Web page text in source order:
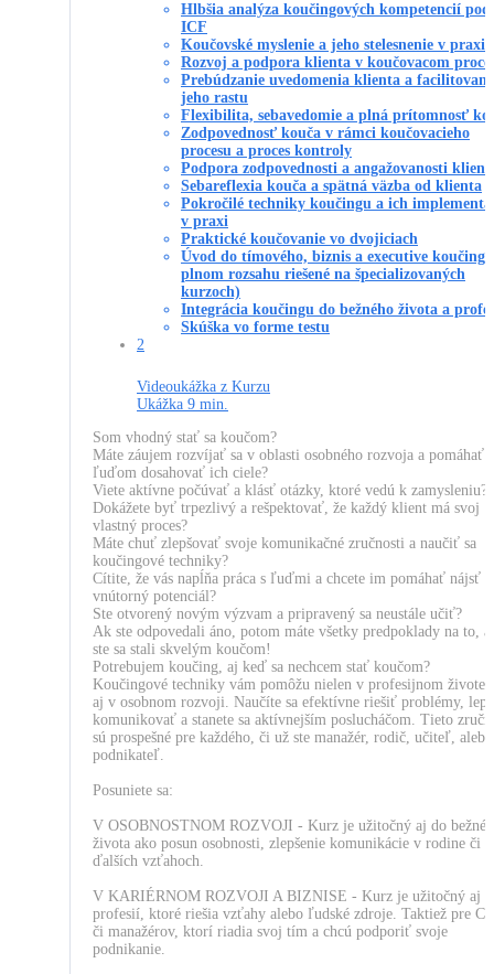
Hlbšia analýza koučingových kompetencií
ICF
Koučovské myslenie a jeho stelesnenie v praxi
Rozvoj a podpora klienta v koučovacom
Prebúdzanie uvedomenia klienta a
jeho rastu
Flexibilita, sebavedomie a plná prítomnosť
Zodpovednosť kouča v rámci koučovacieho
procesu a proces kontroly
Podpora zodpovednosti a angažovanosti
Sebareflexia kouča a spätná väzba od klienta
Pokročilé techniky koučingu a ich
v praxi
Praktické koučovanie vo dvojiciach
Úvod do tímového, biznis a executive
plnom rozsahu riešené na špecializovaných
kurzoch)
Integrácia koučingu do bežného života a
Skúška vo forme testu
2
Videoukážka z Kurzu
Ukážka 9 min.
Som vhodný stať sa koučom?
Máte záujem rozvíjať sa v oblasti osobného rozvoja a pomáhať
ľuďom dosahovať ich ciele?
Viete aktívne počúvať a klásť otázky, ktoré vedú k zamysleniu?
Dokážete byť trpezlivý a rešpektovať, že každý klient má svoj
vlastný proces?
Máte chuť zlepšovať svoje komunikačné zručnosti a naučiť sa
koučingové techniky?
Cítite, že vás napĺňa práca s ľuďmi a chcete im pomáhať nájsť
vnútorný potenciál?
Ste otvorený novým výzvam a pripravený sa neustále učiť?
Ak ste odpovedali áno, potom máte všetky predpoklady na to,
ste sa stali skvelým koučom!
Potrebujem koučing, aj keď sa nechcem stať koučom?
Koučingové techniky vám pomôžu nielen v profesijnom živote,
aj v osobnom rozvoji. Naučíte sa efektívne riešiť problémy,
komunikovať a stanete sa aktívnejším poslucháčom. Tieto
sú prospešné pre každého, či už ste manažér, rodič, učiteľ, alebo
podnikateľ.
Posuniete sa:
V OSOBNOSTNOM ROZVOJI - Kurz je užitočný aj do
života ako posun osobnosti, zlepšenie komunikácie v rodine či v
ďalších vzťahoch.
V KARIÉRNOM ROZVOJI A BIZNISE - Kurz je užitočný aj
profesií, ktoré riešia vzťahy alebo ľudské zdroje. Taktiež pre
či manažérov, ktorí riadia svoj tím a chcú podporiť svoje
podnikanie.